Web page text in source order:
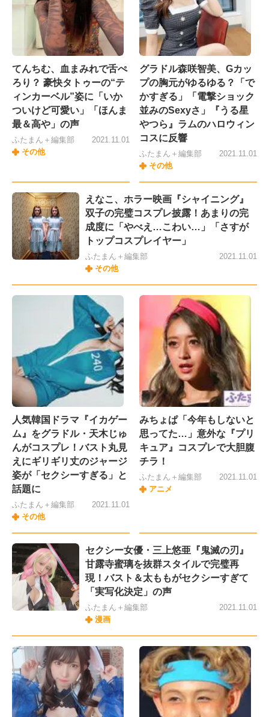
てんちむ、血まみれで舌ぺ
ろり？ 豪快タトゥーの“テ
ィンカーベル”姿に「いか
ついけど可愛い」「ほんま
最＆高や」の声
ふたまん＋編集部
その他
2021.11.01
グラドル森咲智美、Gカッ
プの胸元がゆるゆる？「で
かすぎる」「電撃ショック
並みのSexyさ」『うる星
やつら』ラムのハロウィン
コスに反響
ふたまん＋編集部
その他
2021.11.01
えなこ、ホラー映画『シャイニング』
双子の完璧コスプレ披露！あまりの完
成度に「やべえ…こわい…」「さすが
トップコスプレイヤー」
ふたまん＋編集部
その他
2021.11.01
人気韓国ドラマ『イカゲー
ム』をグラドル・天木じゅ
んがコスプレ！バスト丸見
えにギリギリ丈のジャージ
姿が「セクシーすぎる」と
話題に
ふたまん＋編集部
その他
2021.11.01
みちょぱ「今年もしないと
思ってた…」意外な『プリ
キュア』コスプレで大胆腹
チラ！
ふたまん＋編集部
アニメ
2021.11.01
セクシー女優・三上悠亜『鬼滅の刃』
甘露寺蜜璃を抜群スタイルで完璧再
現！バスト＆太ももがセクシーすぎて
「実写化決定」の声
ふたまん＋編集部
漫画
2021.11.01